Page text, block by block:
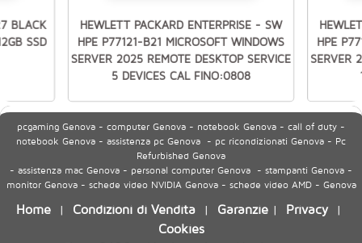
BLACK
SSD
HEWLETT PACKARD ENTERPRISE - SW
HPE P77121-B21 MICROSOFT WINDOWS
SERVER 2025 REMOTE DESKTOP SERVICE
5 DEVICES CAL FINO:0808
HPE
SERVER
pcgaming Genova - computer Genova - notebook Genova - call of duty -
notebook Genova - assistenza pc Genova - pc ricondizionati Genova - Pc
Refurbished Genova
- assistenza mac Genova - personal computer Genova - stampanti Genova -
monitor Genova - schede video NVIDIA Genova - schede video AMD - Genova
Home | Condizioni di Vendita | Garanzie | Privacy|
Cookies